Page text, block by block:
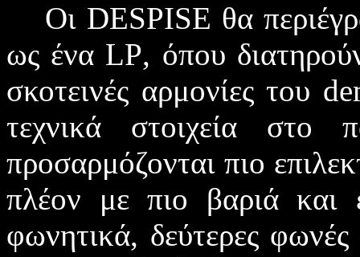
Οι DESPISE θα
ως ένα LP, όπου
σκοτεινές αρμονίες του
τεχνικά στοιχεία στο
προσαρμόζονται πιο
πλέον με πιο βαριά και
φωνητικά, δεύτερες